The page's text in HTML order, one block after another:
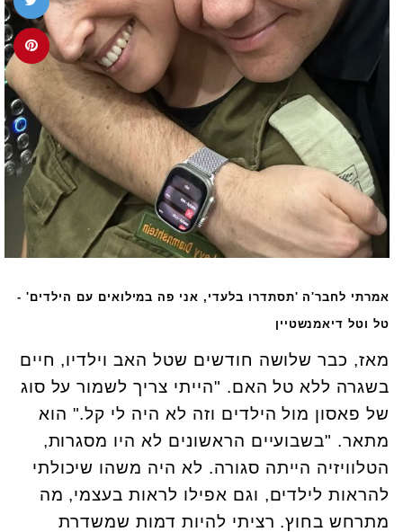
אמרתי לחבר'ה 'תסתדרו בלעדי, אני פה במילואים עם הילדים' -
טל וטל דיאמנשטיין
מאז, כבר שלושה חודשים שטל האב וילדיו, חיים
בשגרה ללא טל האם. "הייתי צריך לשמור על סוג
של פאסון מול הילדים וזה לא היה לי קל." הוא
מתאר. "בשבועיים הראשונים לא היו מסגרות,
הטלוויזיה הייתה סגורה. לא היה משהו שיכולתי
להראות לילדים, וגם אפילו לראות בעצמי, מה
מתרחש בחוץ. רציתי להיות דמות שמשדרת